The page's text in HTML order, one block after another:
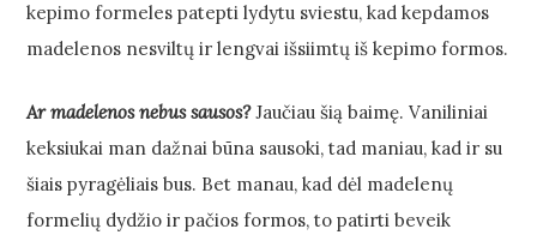
kepimo formeles patepti lydytu sviestu, kad kepdamos
madelenos nesviltų ir lengvai išsiimtų iš kepimo formos.
Ar madelenos nebus sausos?Jaučiau šią baimę. Vaniliniai
keksiukai man dažnai būna sausoki, tad maniau, kad ir su
šiais pyragėliais bus. Bet manau, kad dėl madelenų
formelių dydžio ir pačios formos, to patirti beveik